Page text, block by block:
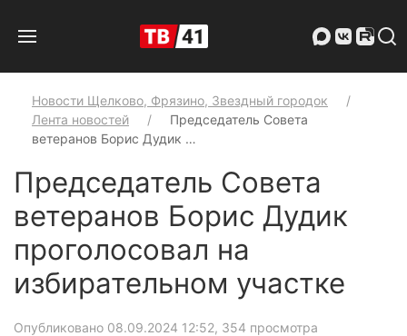
Новости Щелково, Фрязино, Звездный городок
Лента новостей
Председатель Совета
ветеранов Борис Дудик …
Председатель Совета
ветеранов Борис Дудик
проголосовал на
избирательном участке
Опубликовано 08.09.2024 12:52, 354 просмотра